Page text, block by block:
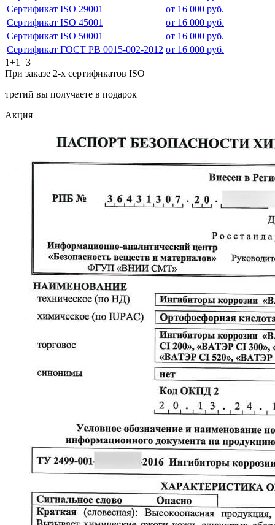
Сертификат ISO 29001
от 16 000 руб.
Сертификат ISO 45001
от 16 000 руб.
Сертификат ISO 50001
от 16 000 руб.
Сертификат ГОСТ РВ 0015-002-2012 от 16 000 руб.
1+1=3
При заказе 2-х сертификатов ISO
третий вы получаете в подарок
Акция